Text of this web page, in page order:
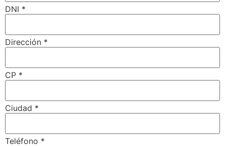
DNI *
Dirección *
CP *
Ciudad *
Teléfono *